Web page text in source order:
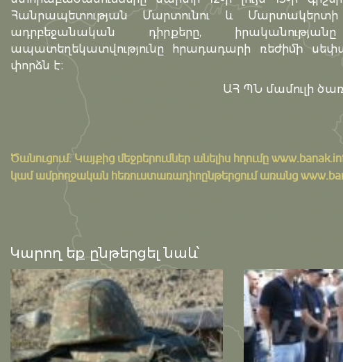
Հանրապետության Մարտունու և Մարտակերտի
ադրբեջանական դիրքերը,
ապատեղեկատվությունը հրադադարի ռեժիմի
փորձն է։
ԱՀ ՊՆ մամուլի
Ծանուցում․ Կայքից մեջբերումներ անելիս հղումը
կամ ամբողջական հեռուստառադիոընթերցում առանց
Կարող եք ընթերցել նաև՝